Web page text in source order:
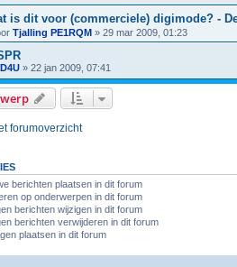
is dit voor (commerciele) digimode? -
Tjalling PE1RQM » 29 mar 2009, 01:23
» 22 jan 2009, 07:41
forumoverzicht
berichten plaatsen in dit forum
op onderwerpen in dit forum
berichten wijzigen in dit forum
berichten verwijderen in dit forum
plaatsen in dit forum